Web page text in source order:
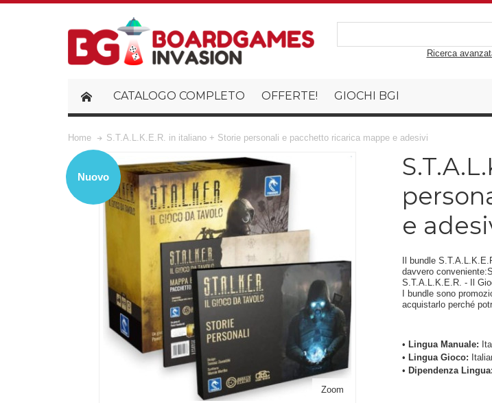
Ricerca
CATALOGO COMPLETO OFFERTE! GIOCHI BGI
Home S.T.A.L.K.E.R. in italiano + Storie personali e pacchetto ricarica mappe e adesivi
Zoom
Nuovo
e
Il bundle
davvero
S.T.A.L.K.E.R. - Il
I bundle sono
acquistarlo perché
•Lingua Manuale:
•Lingua Gioco:
•Dipendenza Lingua: